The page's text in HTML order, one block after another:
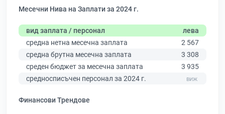
Месечни Нива на Заплати за 2024 г.
вид заплата / персонал
лева
средна нетна месечна заплата
2 567
средна брутна месечна заплата
3 308
среден бюджет за месечна заплата
3 935
средносписъчен персонал за 2024 г.
Финансови Трендове